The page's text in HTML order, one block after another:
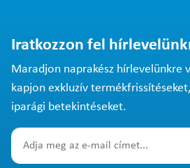
Iratkozzon fel
Maradjon naprakész hírlevelünkre
kapjon exkluzív
iparági betekintéseket.